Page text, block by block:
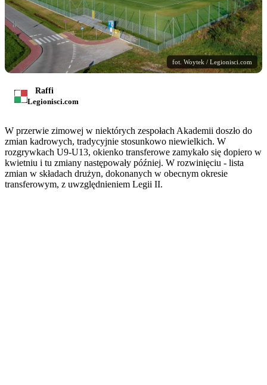
fot. Woytek / Legionisci.com
Raffi
Legionisci.com
W przerwie zimowej w niektórych zespołach Akademii doszło do
zmian kadrowych, tradycyjnie stosunkowo niewielkich. W
rozgrywkach U9-U13, okienko transferowe zamykało się dopiero w
kwietniu i tu zmiany następowały później. W rozwinięciu - lista
zmian w składach drużyn, dokonanych w obecnym okresie
transferowym, z uwzględnieniem Legii II.